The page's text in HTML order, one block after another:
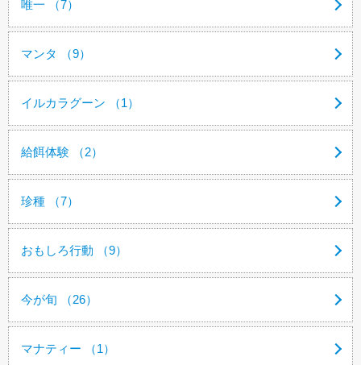
唯一 （7）
マンタ （9）
イルカラグーン （1）
給餌体験 （2）
珍種 （7）
おもしろ行動 （9）
今が旬 （26）
マナティー （1）